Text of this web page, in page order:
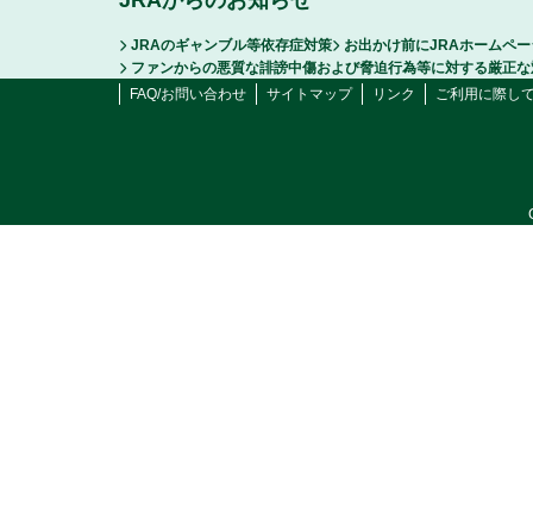
JRAのギャンブル等依存症対策
お出かけ前にJRAホームペ
ファンからの悪質な誹謗中傷および脅迫行為等に対する厳正
FAQ/お問い合わせ
サイトマップ リンク ご利用に際し